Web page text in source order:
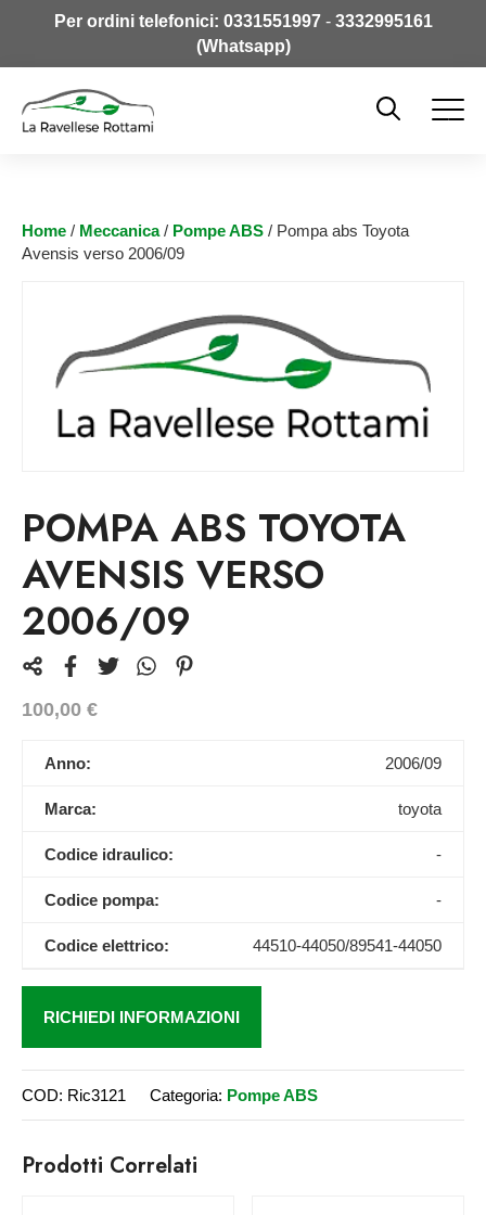
Per ordini telefonici: 0331551997- 3332995161
(Whatsapp)
Home / Meccanica/ Pompe ABS / Pompa abs Toyota
Avensis verso 2006/09
POMPA ABS TOYOTA
AVENSIS VERSO
2006/09
100,00 €
Anno: 2006/09
Marca: toyota
Codice idraulico: -
Codice pompa: -
Codice elettrico: 44510-44050/89541-44050
RICHIEDI INFORMAZIONI
COD: Ric3121 Categoria: Pompe ABS
Prodotti Correlati